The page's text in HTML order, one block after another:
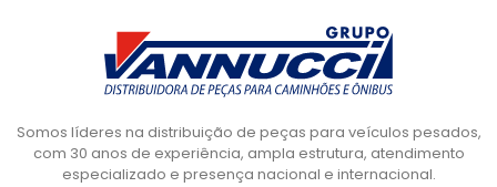
Somos líderes na distribuição de peças para veículos pesados,
com 30 anos de experiência, ampla estrutura, atendimento
especializado e presença nacional e internacional.